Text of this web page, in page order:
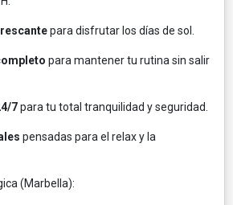
para disfrutar los días de sol.
para mantener tu rutina sin salir
7para tu total tranquilidad y seguridad.
pensadas para el relax y la
(Marbella):